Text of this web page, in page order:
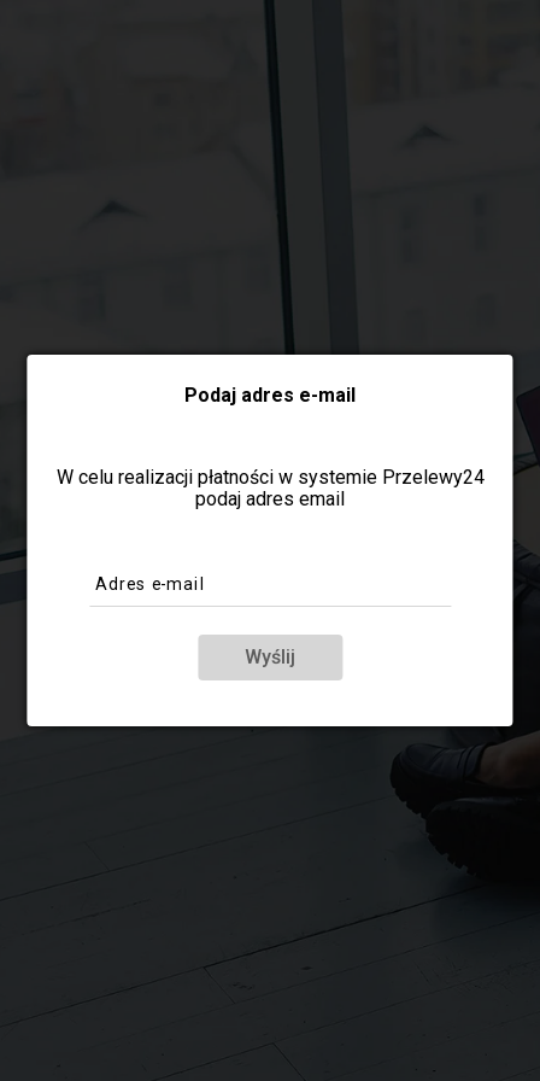
Wybierz formę płatności
Podaj adres e-mail
W celu realizacji płatności w systemie Przelewy24
podaj adres email
Adres e-mail
Wyślij